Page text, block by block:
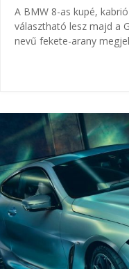
A BMW 8-as kupé,
választható lesz majd a
nevű fekete-arany